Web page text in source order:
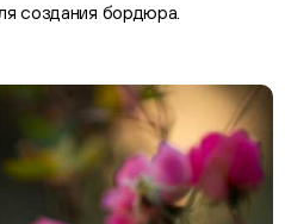
создания бордюра.